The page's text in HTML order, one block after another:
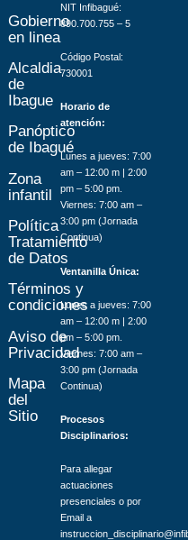
Gobierno
en linea
Alcaldia
de
Ibague
Panóptico
de Ibagué
Zona
infantil
Política
Tratamiento
de Datos
Términos y
condiciones
Aviso de
Privacidad
Mapa
del
Sitio
NIT Infibagué:
890.700.755 – 5
Código Postal:
730001
Horario de
atención:
Lunes a jueves: 7:00
am – 12:00 m | 2:00
pm – 5:00 pm.
Viernes: 7:00 am –
3:00 pm (Jornada
Continua)
Ventanilla Única:
Lunes a jueves: 7:00
am – 12:00 m | 2:00
pm – 5:00 pm.
Viernes: 7:00 am –
3:00 pm (Jornada
Continua)
Procesos
Disciplinarios:
Para allegar
actuaciones
presenciales o por
Email a